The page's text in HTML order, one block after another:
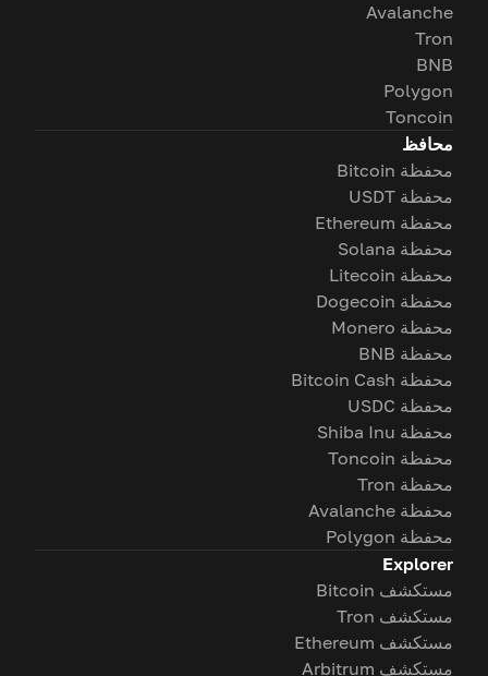
Avalanche
Tron
BNB
Polygon
Toncoin
محافظ
محفظة Bitcoin
محفظة USDT
محفظة Ethereum
محفظة Solana
محفظة Litecoin
محفظة Dogecoin
محفظة Monero
محفظة BNB
محفظة Bitcoin Cash
محفظة USDC
محفظة Shiba Inu
محفظة Toncoin
محفظة Tron
محفظة Avalanche
محفظة Polygon
Explorer
مستكشف Bitcoin
مستكشف Tron
مستكشف Ethereum
مستكشف Arbitrum